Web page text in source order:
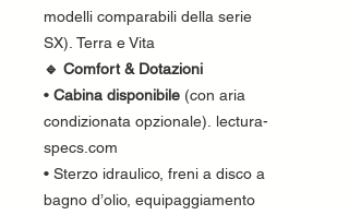
modelli comparabili della serie
SX). Terra e Vita
🔹 Comfort & Dotazioni
• Cabina disponibile (con aria
condizionata opzionale). lectura-
specs.com
• Sterzo idraulico, freni a disco a
bagno d’olio, equipaggiamento